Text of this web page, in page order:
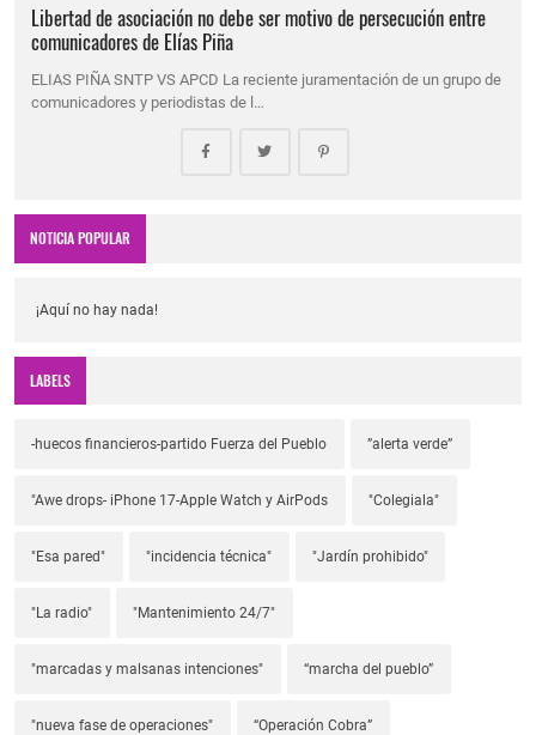
Libertad de asociación no debe ser motivo de persecución entre
comunicadores de Elías Piña
ELIAS PIÑA SNTP VS APCD La reciente juramentación de un grupo de
comunicadores y periodistas de l…
NOTICIA POPULAR
¡Aquí no hay nada!
LABELS
-huecos financieros-partido Fuerza del Pueblo ”alerta verde”
"Awe drops- iPhone 17-Apple Watch y AirPods "Colegiala"
"Esa pared" "incidencia técnica" "Jardín prohibido"
"La radio" "Mantenimiento 24/7"
"marcadas y malsanas intenciones" “marcha del pueblo”
"nueva fase de operaciones" “Operación Cobra”